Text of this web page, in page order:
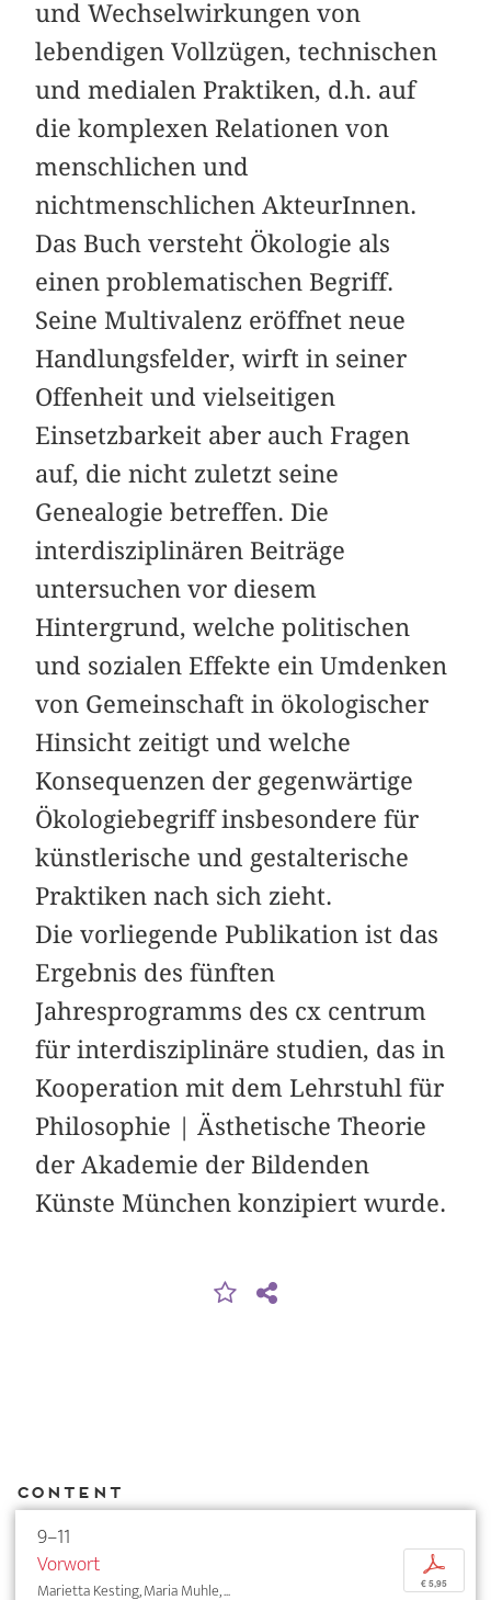
und Wechselwirkungen von
lebendigen Vollzügen, technischen
und medialen Praktiken, d.h. auf
die komplexen Relationen von
menschlichen und
nichtmenschlichen AkteurInnen.
Das Buch versteht Ökologie als
einen problematischen Begriff.
Seine Multivalenz eröffnet neue
Handlungsfelder, wirft in seiner
Offenheit und vielseitigen
Einsetzbarkeit aber auch Fragen
auf, die nicht zuletzt seine
Genealogie betreffen. Die
interdisziplinären ­Beiträge
untersuchen vor diesem
Hintergrund, welche politischen
und sozialen Effekte ein Umdenken
von Gemeinschaft in ökologischer
Hinsicht zeitigt und welche
Konsequenzen der gegenwärtige
Ökologiebegriff insbesondere für
künstlerische und ­gestalterische
Praktiken nach sich zieht.
Die vorliegende Publikation ist das
Ergebnis des fünften
Jahresprogramms des cx centrum
für interdisziplinäre studien, das in
Kooperation mit dem Lehrstuhl für
Philosophie | Ästhetische Theorie
der Akademie der Bildenden
Künste München konzipiert wurde.
Content
9–11
Vorwort
Marietta Kesting, Maria Muhle, ...
p
€ 5,95